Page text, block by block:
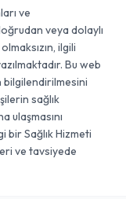
ve
veya dolaylı
ilgili
Bu web
bilgilendirilmesini
sağlık
ulaşmasını
bir Sağlık Hizmeti
ve tavsiyede